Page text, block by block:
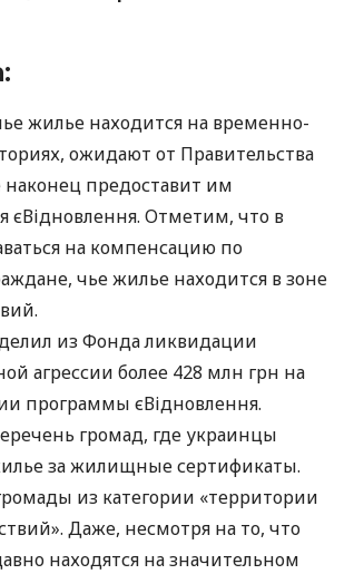
жилье находится на временно-
ожидают от Правительства
наконец предоставит им
єВідновлення. Отметим, что в
на компенсацию по
чье жилье находится в зоне
из Фонда ликвидации
агрессии более 428 млн грн на
программы єВідновлення.
громад, где украинцы
за ​​жилищные сертификаты.
из категории «территории
Даже, несмотря на то, что
находятся на значительном